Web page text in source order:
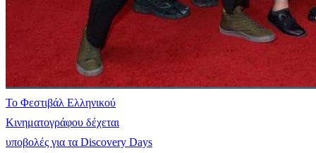
Το Φεστιβάλ Ελληνικού
Κινηματογράφου δέχεται
υποβολές για τα Discovery Days